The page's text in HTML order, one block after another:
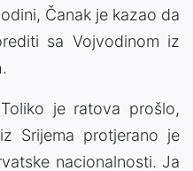
Čanak je kazao da
sa Vojvodinom iz
je ratova prošlo,
Srijema protjerano je
nacionalnosti. Ja